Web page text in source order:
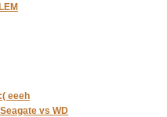
eeeh
vs WD